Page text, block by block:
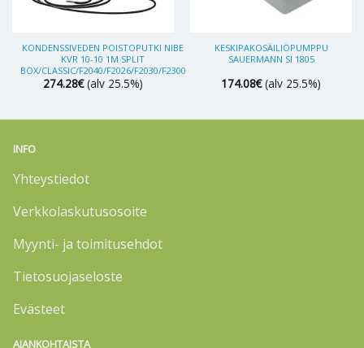
KONDENSSIVEDEN POISTOPUTKI NIBE
KVR 10-10 1M SPLIT
BOX/CLASSIC/F2040/F2026/F2030/F2300
274.28€ (alv 25.5%)
KESKIPAKOSÄILIÖPUMPPU
SAUERMANN SI 1805
174.08€ (alv 25.5%)
INFO
Yhteystiedot
Verkkolaskutusosoite
Myynti- ja toimitusehdot
Tietosuojaseloste
Evästeet
AJANKOHTAISTA